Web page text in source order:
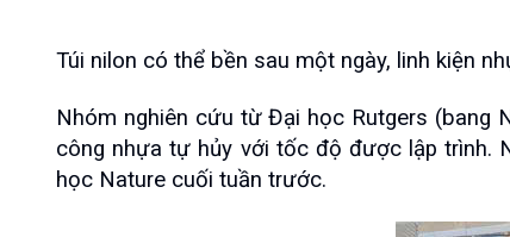
Túi nilon có thể bền sau một ngày, linh kiện
Nhóm nghiên cứu từ Đại học Rutgers (bang
công nhựa tự hủy với tốc độ được lập trình.
học Nature cuối tuần trước.